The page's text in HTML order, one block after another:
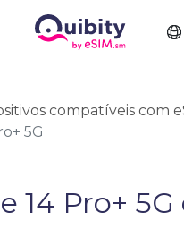
compatíveis com
5G
14 Pro+ 5G